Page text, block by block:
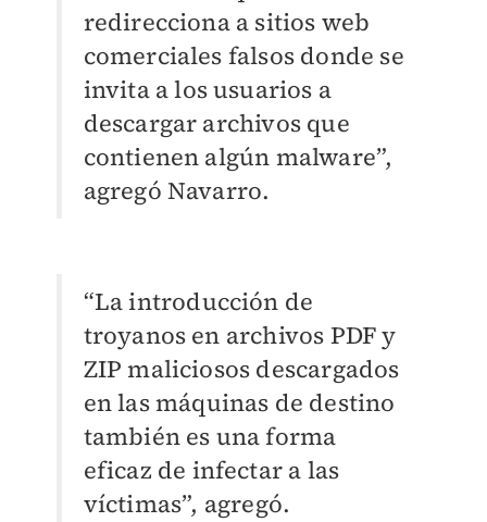
redirecciona a sitios web
comerciales falsos donde se
invita a los usuarios a
descargar archivos que
contienen algún malware”,
agregó Navarro.
“La introducción de
troyanos en archivos PDF y
ZIP maliciosos descargados
en las máquinas de destino
también es una forma
eficaz de infectar a las
víctimas”, agregó.